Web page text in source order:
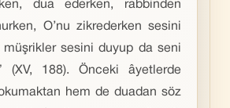
dua ederken, rabbinden
O’nu zikrederken sesini
sesini duyup da seni
(XV, 188). Önceki âyetlerde
hem de duadan söz